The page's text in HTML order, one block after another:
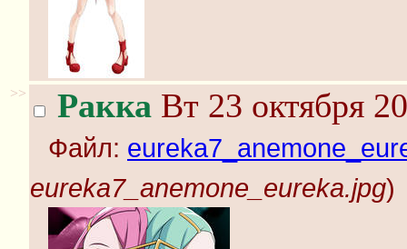
>> Ракка Вт 23 октября
Файл:
eureka7_anemone_eureka.jpg)